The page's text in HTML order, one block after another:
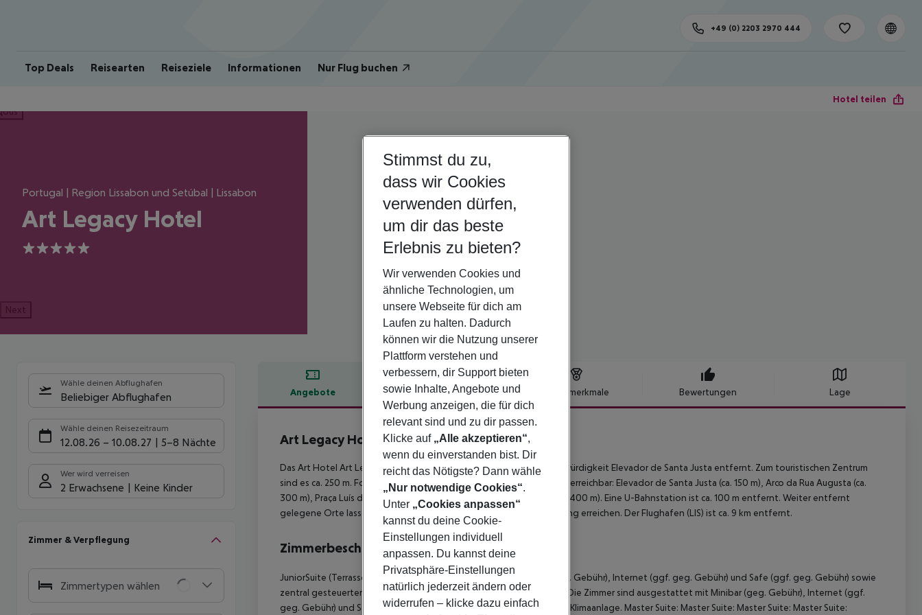
Top Deals Reisearten Reiseziele Informationen Nur Flug buchen
+49 (0) 2203 2970 444
Hotel teilen
Portugal | Region Lissabon und Setúbal | Lissabon
Art Legacy Hotel
5
Next
Wähle deinen Abflughafen
Beliebiger Abflughafen
Wähle deinen Reisezeitraum
12.08.26 – 10.08.27 5-8 Nächte
Wer wird verreisen
2 Erwachsene Keine Kinder
Zimmer & Verpflegung
Zimmertypen wählen
Angebote Hotelbeschreibung Hotelmerkmale Bewertungen Lage
Hotelbeschreibung
Art Legacy Hotel
5
Das Art Hotel Art Legacy Hotel liegt nur rund 150 m von der Sehenswürdigkeit Elevador de Santa Justa entfernt. Zum touristischen Zentrum
sind es ca. 250 m. Folgende Sehenswürdigkeiten sind vom Hotel aus erreichbar: Elevador de Santa Justa (ca. 150 m), Arco da Rua Augusta (ca.
300 m), Praça Luís de Camões (ca. 400 m) und Praça do Comércio (ca. 400 m). Eine U-Bahnstation ist ca. 100 m entfernt. Weiter entfernt
gelegene Orte lassen sich über den Bahnhof in rund 250 m Entfernung erreichen. Der Flughafen (LIS) ist ca. 9 km entfernt.
Zimmerbeschreibung
JuniorSuite (Terrasse): Die Zimmer sind ausgestattet mit Minibar (geg. Gebühr), Internet (ggf. geg. Gebühr) und Safe (ggf. geg. Gebühr) sowie
zentral gesteuerter Klimaanlage. JuniorSuite (Terrasse): Master Suite: Die Zimmer sind ausgestattet mit Minibar (geg. Gebühr), Internet (ggf.
geg. Gebühr) und Safe (ggf. geg. Gebühr) sowie zentral gesteuerter Klimaanlage. Master Suite: Master Suite: Master Suite: Master Suite:
Stimmst du zu,
dass wir Cookies
verwenden dürfen,
um dir das beste
Erlebnis zu bieten?
Wir verwenden Cookies und
ähnliche Technologien, um
unsere Webseite für dich am
Laufen zu halten. Dadurch
können wir die Nutzung unserer
Plattform verstehen und
verbessern, dir Support bieten
sowie Inhalte, Angebote und
Werbung anzeigen, die für dich
relevant sind und zu dir passen.
Klicke auf „Alle akzeptieren“,
wenn du einverstanden bist. Dir
reicht das Nötigste? Dann wähle
„Nur notwendige Cookies“.
Unter „Cookies anpassen“
kannst du deine Cookie-
Einstellungen individuell
anpassen. Du kannst deine
Privatsphäre-Einstellungen
natürlich jederzeit ändern oder
widerrufen – klicke dazu einfach